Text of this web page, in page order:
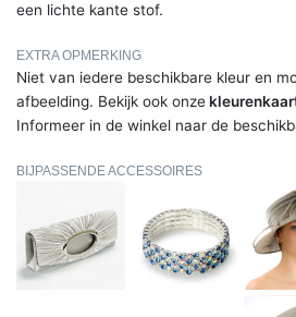
een lichte kante stof.
EXTRA OPMERKING
Niet van iedere beschikbare kleur en
afbeelding. Bekijk ook onze
Informeer in de winkel naar de
BIJPASSENDE ACCESSOIRES